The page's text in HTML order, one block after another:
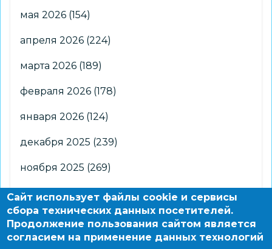
мая 2026 (154)
апреля 2026 (224)
марта 2026 (189)
февраля 2026 (178)
января 2026 (124)
декабря 2025 (239)
ноября 2025 (269)
октября 2025(266)
сентября 2025 (176)
августа 2025 (2)
Сайт использует файлы cookie и сервисы
сбора технических данных посетителей.
Продолжение пользования сайтом является
согласием на применение данных технологий